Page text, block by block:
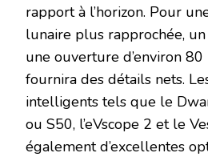
rapport à l’horizon. Pour
lunaire plus rapprochée,
une ouverture d’environ
fournira des détails nets.
intelligents tels que le
ou S50, l’eVscope 2 et le
également d’excellentes